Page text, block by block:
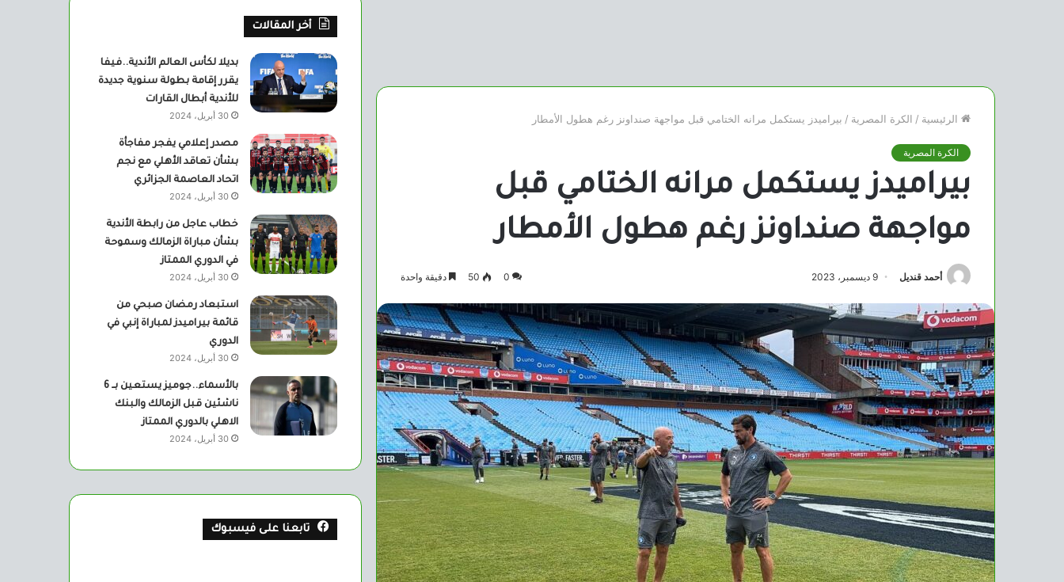
الرئيسية / الكرة المصرية / بيراميدز يستكمل مرانه الختامي قبل مواجهة صنداونز رغم هطول الأمطار
الكرة المصرية
بيراميدز يستكمل مرانه الختامي قبل
مواجهة صنداونز رغم هطول الأمطار
أحمد قنديل 9 ديسمبر، 2023 0
50 دقيقة واحدة
أخر المقالات
بديلا لكأس العالم الأندية..فيفا
يقرر إقامة بطولة سنوية جديدة
للأندية أبطال القارات
30 أبريل، 2024
مصدر إعلامي يفجر مفاجأة
بشأن تعاقد الأهلي مع نجم
اتحاد العاصمة الجزائري
30 أبريل، 2024
خطاب عاجل من رابطة الأندية
بشأن مباراة الزمالك وسموحة
في الدوري الممتاز
30 أبريل، 2024
استبعاد رمضان صبحي من
قائمة بيراميدز لمباراة إنبي في
الدوري
30 أبريل، 2024
بالأسماء..جوميز يستعين بــ 6
ناشئين قبل الزمالك والبنك
الاهلي بالدوري الممتاز
30 أبريل، 2024
تابعنا على فيسبوك